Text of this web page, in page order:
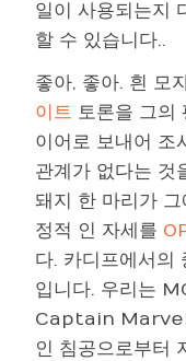
일이 사용되는지
할 수 있습니다..
좋아, 좋아. 흰 모
이트 토론을 그의
이어로 보내어 조
관계가 없다는 것
돼지 한 마리가
정적 인 자세를
다. 카디프에서의
입니다. 우리는
Captain Marvel
인 침공으로부터